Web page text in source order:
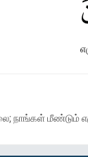
நாங்கள் மீண்டும்